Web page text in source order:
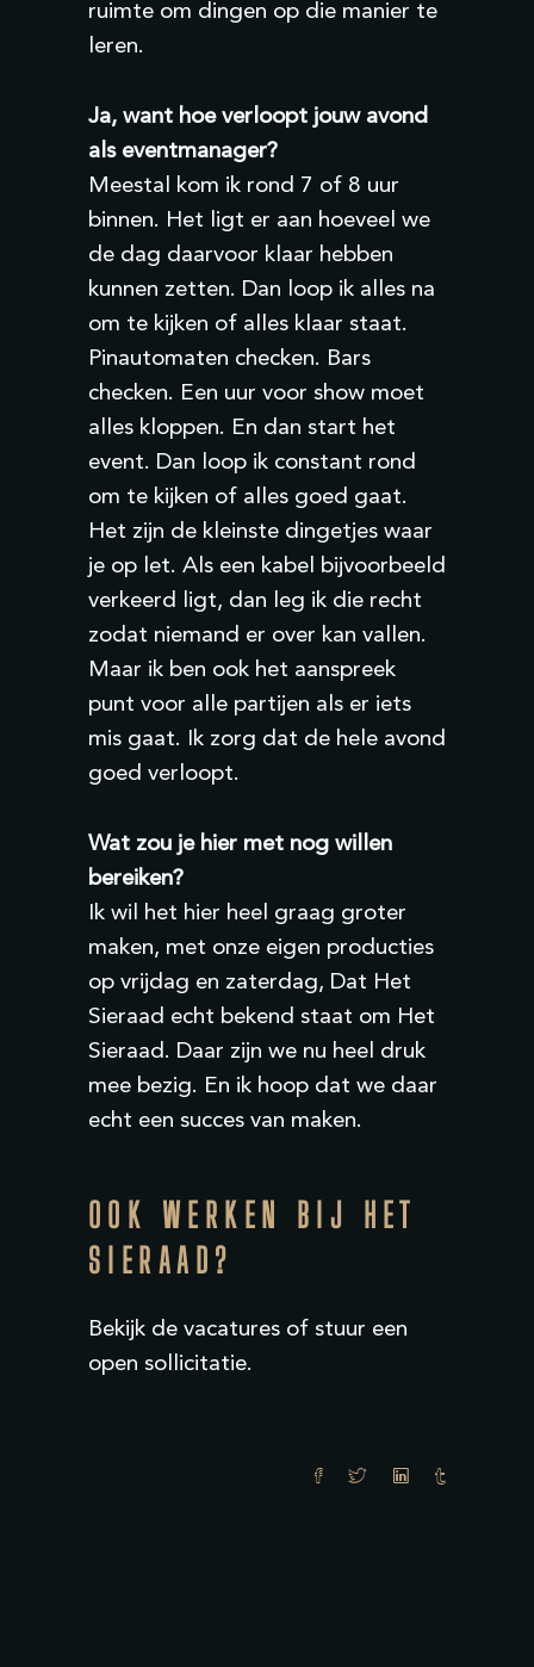
ruimte om dingen op die manier te
leren.
Ja, want hoe verloopt jouw avond
als eventmanager?
Meestal kom ik rond 7 of 8 uur
binnen. Het ligt er aan hoeveel we
de dag daarvoor klaar hebben
kunnen zetten. Dan loop ik alles na
om te kijken of alles klaar staat.
Pinautomaten checken. Bars
checken. Een uur voor show moet
alles kloppen. En dan start het
event. Dan loop ik constant rond
om te kijken of alles goed gaat.
Het zijn de kleinste dingetjes waar
je op let. Als een kabel bijvoorbeeld
verkeerd ligt, dan leg ik die recht
zodat niemand er over kan vallen.
Maar ik ben ook het aanspreek
punt voor alle partijen als er iets
mis gaat. Ik zorg dat de hele avond
goed verloopt.
Wat zou je hier met nog willen
bereiken?
Ik wil het hier heel graag groter
maken, met onze eigen producties
op vrijdag en zaterdag, Dat Het
Sieraad echt bekend staat om Het
Sieraad. Daar zijn we nu heel druk
mee bezig. En ik hoop dat we daar
echt een succes van maken.
OOK WERKEN BIJ HET
SIERAAD?
Bekijk de vacatures of stuur een
open sollicitatie.